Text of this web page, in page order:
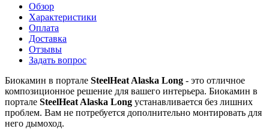
Обзор
Характеристики
Оплата
Доставка
Отзывы
Задать вопрос
Биокамин в портале SteelHeat Alaska Long - это отличное
композиционное решение для вашего интерьера. Биокамин в
портале SteelHeat Alaska Long устанавливается без лишних
проблем. Вам не потребуется дополнительно монтировать для
него дымоход.